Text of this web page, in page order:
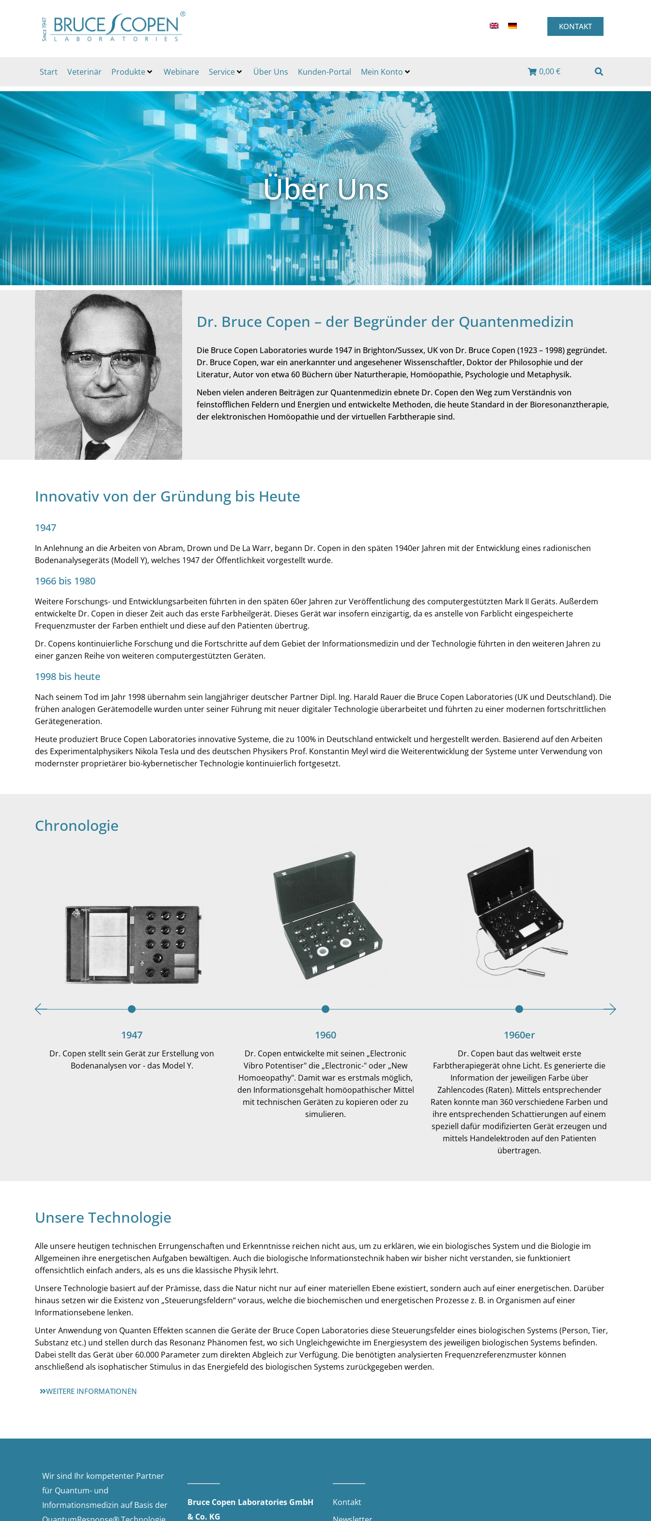
KONTAKT
Start Veterinär Produkte Webinare Service Über Uns Kunden-Portal Mein Konto 0,00 €
Über Uns
Dr. Bruce Copen – der Begründer der Quantenmedizin
Die Bruce Copen Laboratories wurde 1947 in Brighton/Sussex, UK von Dr. Bruce Copen (1923 – 1998) gegründet.
Dr. Bruce Copen, war ein anerkannter und angesehener Wissenschaftler, Doktor der Philosophie und der
Literatur, Autor von etwa 60 Büchern über Naturtherapie, Homöopathie, Psychologie und Metaphysik.
Neben vielen anderen Beiträgen zur Quantenmedizin ebnete Dr. Copen den Weg zum Verständnis von
feinstofflichen Feldern und Energien und entwickelte Methoden, die heute Standard in der Bioresonanztherapie,
der elektronischen Homöopathie und der virtuellen Farbtherapie sind.
Innovativ von der Gründung bis Heute
1947
In Anlehnung an die Arbeiten von Abram, Drown und De La Warr, begann Dr. Copen in den späten 1940er Jahren mit der Entwicklung eines radionischen
Bodenanalysegeräts (Modell Y), welches 1947 der Öffentlichkeit vorgestellt wurde.
1966 bis 1980
Weitere Forschungs- und Entwicklungsarbeiten führten in den späten 60er Jahren zur Veröffentlichung des computergestützten Mark II Geräts. Außerdem
entwickelte Dr. Copen in dieser Zeit auch das erste Farbheilgerät. Dieses Gerät war insofern einzigartig, da es anstelle von Farblicht eingespeicherte
Frequenzmuster der Farben enthielt und diese auf den Patienten übertrug.
Dr. Copens kontinuierliche Forschung und die Fortschritte auf dem Gebiet der Informationsmedizin und der Technologie führten in den weiteren Jahren zu
einer ganzen Reihe von weiteren computergestützten Geräten.
1998 bis heute
Nach seinem Tod im Jahr 1998 übernahm sein langjähriger deutscher Partner Dipl. Ing. Harald Rauer die Bruce Copen Laboratories (UK und Deutschland). Die
frühen analogen Gerätemodelle wurden unter seiner Führung mit neuer digitaler Technologie überarbeitet und führten zu einer modernen fortschrittlichen
Gerätegeneration.
Heute produziert Bruce Copen Laboratories innovative Systeme, die zu 100% in Deutschland entwickelt und hergestellt werden. Basierend auf den Arbeiten
des Experimentalphysikers Nikola Tesla und des deutschen Physikers Prof. Konstantin Meyl wird die Weiterentwicklung der Systeme unter Verwendung von
modernster proprietärer bio-kybernetischer Technologie kontinuierlich fortgesetzt.
Chronologie
1947
Dr. Copen stellt sein Gerät zur Erstellung von
Bodenanalysen vor - das Model Y.
1960
Dr. Copen entwickelte mit seinen „Electronic
Vibro Potentiser" die „Electronic-" oder „New
Homoeopathy". Damit war es erstmals möglich,
den Informationsgehalt homöopathischer Mittel
mit technischen Geräten zu kopieren oder zu
simulieren.
1960er
Dr. Copen baut das weltweit erste
Farbtherapiegerät ohne Licht. Es generierte die
Information der jeweiligen Farbe über
Zahlencodes (Raten). Mittels entsprechender
Raten konnte man 360 verschiedene Farben und
ihre entsprechenden Schattierungen auf einem
speziell dafür modifizierten Gerät erzeugen und
mittels Handelektroden auf den Patienten
übertragen.
Unsere Technologie
Alle unsere heutigen technischen Errungenschaften und Erkenntnisse reichen nicht aus, um zu erklären, wie ein biologisches System und die Biologie im
Allgemeinen ihre energetischen Aufgaben bewältigen. Auch die biologische Informationstechnik haben wir bisher nicht verstanden, sie funktioniert
offensichtlich einfach anders, als es uns die klassische Physik lehrt.
Unsere Technologie basiert auf der Prämisse, dass die Natur nicht nur auf einer materiellen Ebene existiert, sondern auch auf einer energetischen. Darüber
hinaus setzen wir die Existenz von „Steuerungsfeldern“ voraus, welche die biochemischen und energetischen Prozesse z. B. in Organismen auf einer
Informationsebene lenken.
Unter Anwendung von Quanten Effekten scannen die Geräte der Bruce Copen Laboratories diese Steuerungsfelder eines biologischen Systems (Person, Tier,
Substanz etc.) und stellen durch das Resonanz Phänomen fest, wo sich Ungleichgewichte im Energiesystem des jeweiligen biologischen Systems befinden.
Dabei stellt das Gerät über 60.000 Parameter zum direkten Abgleich zur Verfügung. Die benötigten analysierten Frequenzreferenzmuster können
anschließend als isophatischer Stimulus in das Energiefeld des biologischen Systems zurückgegeben werden.
WEITERE INFORMATIONEN
Wir sind Ihr kompetenter Partner
für Quantum- und
Informationsmedizin auf Basis der
Bruce Copen Laboratories GmbH
& Co. KG
Kontakt